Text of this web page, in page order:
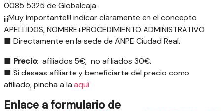
0085 5325 de Globalcaja.
¡¡¡Muy importante!!! indicar claramente en el concepto
APELLIDOS, NOMBRE+PROCEDIMIENTO ADMINISTRATIVO
■ Directamente en la sede de ANPE Ciudad Real.
■ Precio: afiliados 5€, no afiliados 30€.
■ Si deseas afiliarte y beneficiarte del precio como
afiliado, pincha a la aquí
Enlace a formulario de